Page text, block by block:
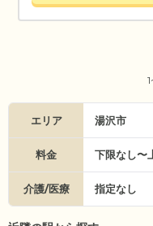
エリア 湯沢市
料金 下限なし〜
介護/医療 指定なし